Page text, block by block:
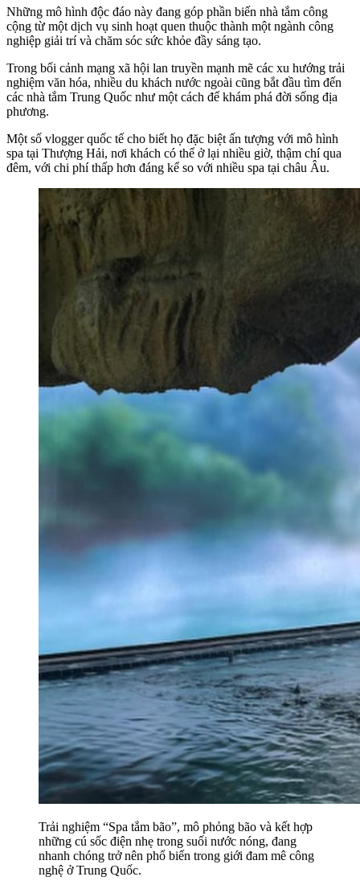
Những mô hình độc đáo này đang góp phần biến nhà tắm công
cộng từ một dịch vụ sinh hoạt quen thuộc thành một ngành công
nghiệp giải trí và chăm sóc sức khỏe đầy sáng tạo.
Trong bối cảnh mạng xã hội lan truyền mạnh mẽ các xu hướng trải
nghiệm văn hóa, nhiều du khách nước ngoài cũng bắt đầu tìm đến
các nhà tắm Trung Quốc như một cách để khám phá đời sống địa
phương.
Một số vlogger quốc tế cho biết họ đặc biệt ấn tượng với mô hình
spa tại Thượng Hải, nơi khách có thể ở lại nhiều giờ, thậm chí qua
đêm, với chi phí thấp hơn đáng kể so với nhiều spa tại châu Âu.
Trải nghiệm “Spa tắm bão”, mô phỏng bão và kết hợp
những cú sốc điện nhẹ trong suối nước nóng, đang
nhanh chóng trở nên phổ biến trong giới đam mê công
nghệ ở Trung Quốc.